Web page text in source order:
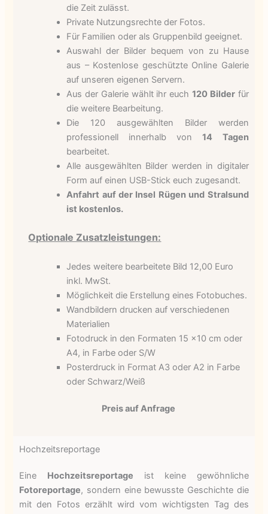
die Zeit zulässt.
Private Nutzungsrechte der Fotos.
Für Familien oder als Gruppenbild geeignet.
Auswahl der Bilder bequem von zu Hause
aus – Kostenlose geschützte Online Galerie
auf unseren eigenen Servern.
Aus der Galerie wählt ihr euch 120 Bilderfür
die weitere Bearbeitung.
Die 120 ausgewählten Bilder werden
professionell innerhalb von14 Tagen
bearbeitet.
Alle ausgewählten Bilder werden in digitaler
Form auf einen USB-Stick euch zugesandt.
Anfahrt auf der Insel Rügen und Stralsund
ist kostenlos.
Optionale Zusatzleistungen:
Jedes weitere bearbeitete Bild 12,00 Euro
inkl. MwSt.
Möglichkeit die Erstellung eines Fotobuches.
Wandbildern drucken auf verschiedenen
Materialien
Fotodruck in den Formaten 15 x10 cm oder
A4, in Farbe oder S/W
Posterdruck in Format A3 oder A2 in Farbe
oder Schwarz/Weiß
Preis auf Anfrage
Hochzeitsreportage
Eine Hochzeitsreportage ist keine gewöhnliche
Fotoreportage, sondern eine bewusste Geschichte die
mit den Fotos erzählt wird vom wichtigsten Tag des